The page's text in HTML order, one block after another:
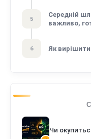
5
Середній
важливо,
6 Як
Чи